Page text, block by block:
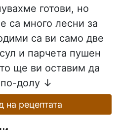
готови, но
са много лесни за
са ви само две
и парчета пушен
ще ви оставим да
по-долу ↓
на рецептата